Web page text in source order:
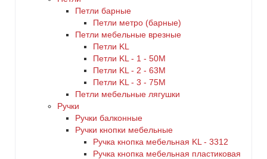
Петли барные
Петли метро (барные)
Петли мебельные врезные
Петли KL
Петли KL - 1 - 50M
Петли KL - 2 - 63M
Петли KL - 3 - 75M
Петли мебельные лягушки
Ручки
Ручки балконные
Ручки кнопки мебельные
Ручка кнопка мебельная KL - 3312
Ручка кнопка мебельная пластиковая